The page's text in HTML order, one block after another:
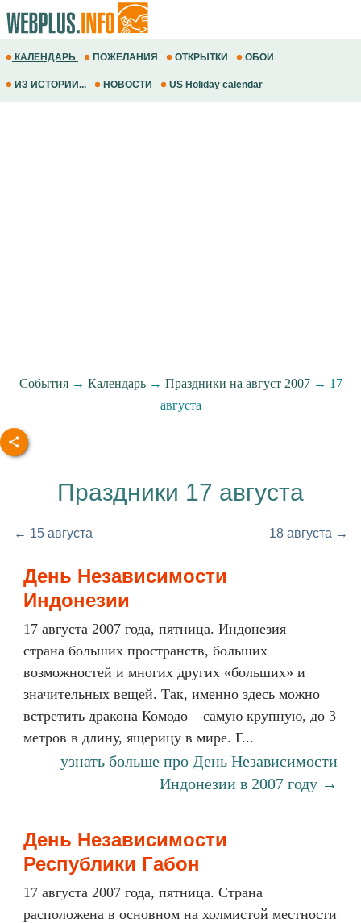
КАЛЕНДАРЬ ПОЖЕЛАНИЯ ОТКРЫТКИ ОБОИ
ИЗ ИСТОРИИ... НОВОСТИ US Holiday calendar
События→ Календарь→ Праздники на август 2007→ 17
августа
Праздники 17 августа
← 15 августа 18 августа →
День Независимости
Индонезии
17 августа 2007 года, пятница. Индонезия –
страна больших пространств, больших
возможностей и многих других «больших» и
значительных вещей. Так, именно здесь можно
встретить дракона Комодо – самую крупную, до 3
метров в длину, ящерицу в мире. Г...
узнать больше про День Независимости
Индонезии в 2007 году →
День Независимости
Республики Габон
17 августа 2007 года, пятница. Страна
расположена в основном на холмистой местности